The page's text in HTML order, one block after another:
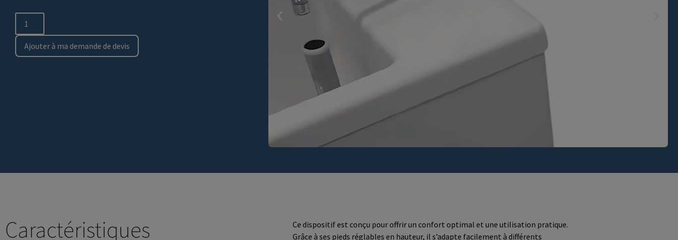
Ajouter à ma demande de devis
Caractéristiques
Ce dispositif est conçu pour offrir un confort optimal et une utilisation pratique.
Grâce à ses pieds réglables en hauteur, il s’adapte facilement à différents